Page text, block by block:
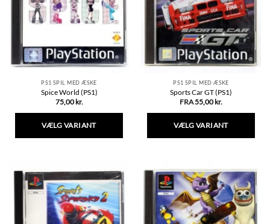
kan
vælges
kan
vælges
på
varesiden
PS1 SPIL MED ÆSKE
Spice World (PS1)
75,00 kr.
VÆLG VARIANT
flere
varianter.
Mulighederne
kan
PS1 SPIL MED ÆSKE
Sports Car GT (PS1)
FRA55,00 kr.
VÆLG VARIANT
flere
varianter.
Mulighederne
kan